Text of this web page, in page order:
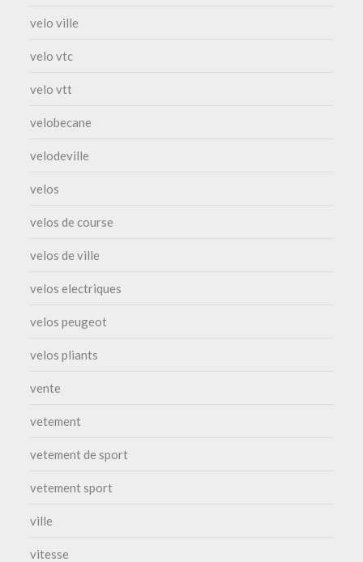
velo ville
velo vtc
velo vtt
velobecane
velodeville
velos
velos de course
velos de ville
velos electriques
velos peugeot
velos pliants
vente
vetement
vetement de sport
vetement sport
ville
vitesse